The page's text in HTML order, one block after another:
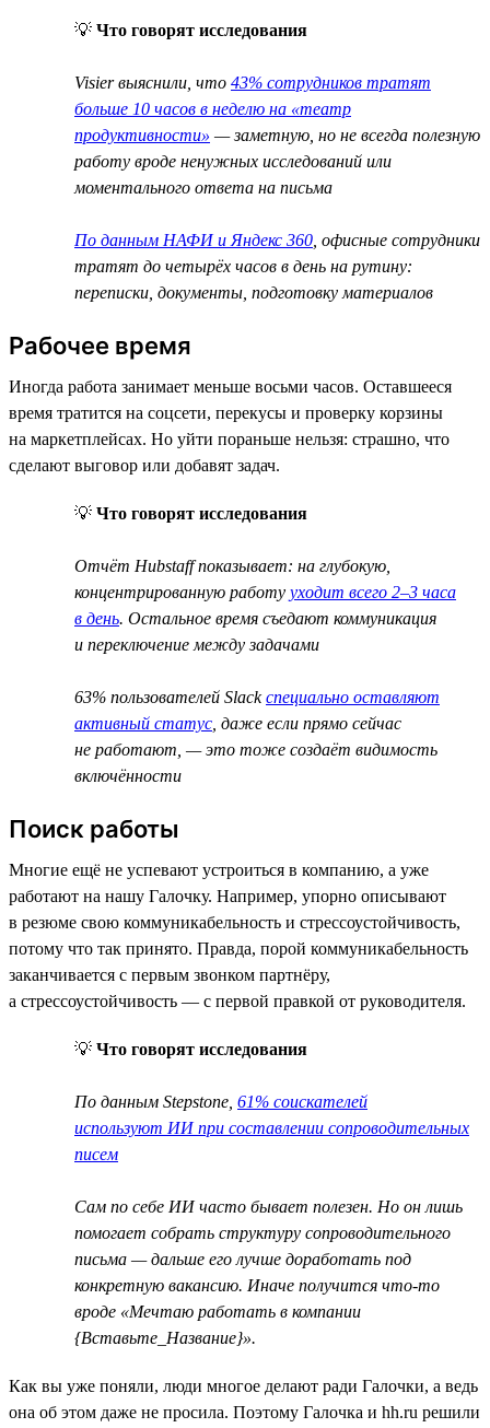
💡 Что говорят исследования
Visier выяснили, что 43% сотрудников тратят
больше 10 часов в неделю на «театр
продуктивности» — заметную, но не всегда полезную
работу вроде ненужных исследований или
моментального ответа на письма
По данным НАФИ и Яндекс 360 , офисные сотрудники
тратят до четырёх часов в день на рутину:
переписки, документы, подготовку материалов
Рабочее время
Иногда работа занимает меньше восьми часов. Оставшееся
время тратится на соцсети, перекусы и проверку корзины
на маркетплейсах. Но уйти пораньше нельзя: страшно, что
сделают выговор или добавят задач.
💡 Что говорят исследования
Отчёт Hubstaff показывает: на глубокую,
концентрированную работу уходит всего 2–3 часа
в день. Остальное время съедают коммуникация
и переключение между задачами
63% пользователей Slackспециально оставляют
активный статус , даже если прямо сейчас
не работают, — это тоже создаёт видимость
включённости
Поиск работы
Многие ещё не успевают устроиться в компанию, а уже
работают на нашу Галочку. Например, упорно описывают
в резюме свою коммуникабельность и стрессоустойчивость,
потому что так принято. Правда, порой коммуникабельность
заканчивается с первым звонком партнёру,
а стрессоустойчивость — с первой правкой от руководителя.
💡 Что говорят исследования
По данным Stepstone, 61% соискателей
используют ИИ при составлении сопроводительных
писем
Сам по себе ИИ часто бывает полезен. Но он лишь
помогает собрать структуру сопроводительного
письма — дальше его лучше доработать под
конкретную вакансию. Иначе получится что-то
вроде «Мечтаю работать в компании
{Вставьте_Название}».
Как вы уже поняли, люди многое делают ради Галочки, а ведь
она об этом даже не просила. Поэтому Галочка и hh.ru решили